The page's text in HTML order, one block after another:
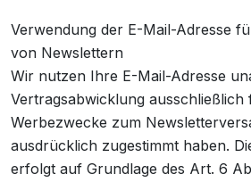
Verwendung der E-Mail-Adresse
von Newslettern
Wir nutzen Ihre E-Mail-Adresse
Vertragsabwicklung ausschließlich
Werbezwecke zum
ausdrücklich zugestimmt haben.
erfolgt auf Grundlage des Art. 6